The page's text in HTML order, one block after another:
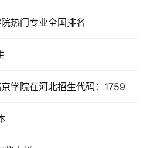
热门专业全国排名
学院在河北招生代码：1759